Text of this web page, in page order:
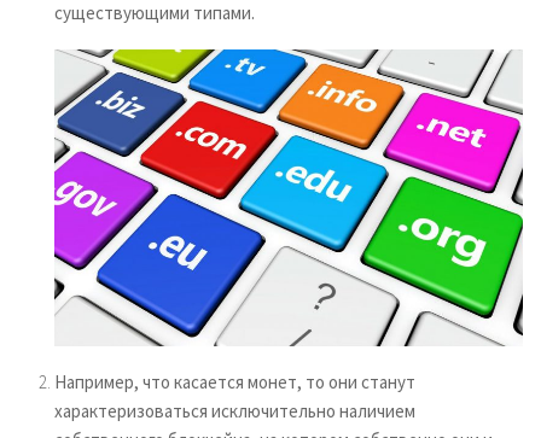
существующими типами.
Например, что касается монет, то они станут
характеризоваться исключительно наличием